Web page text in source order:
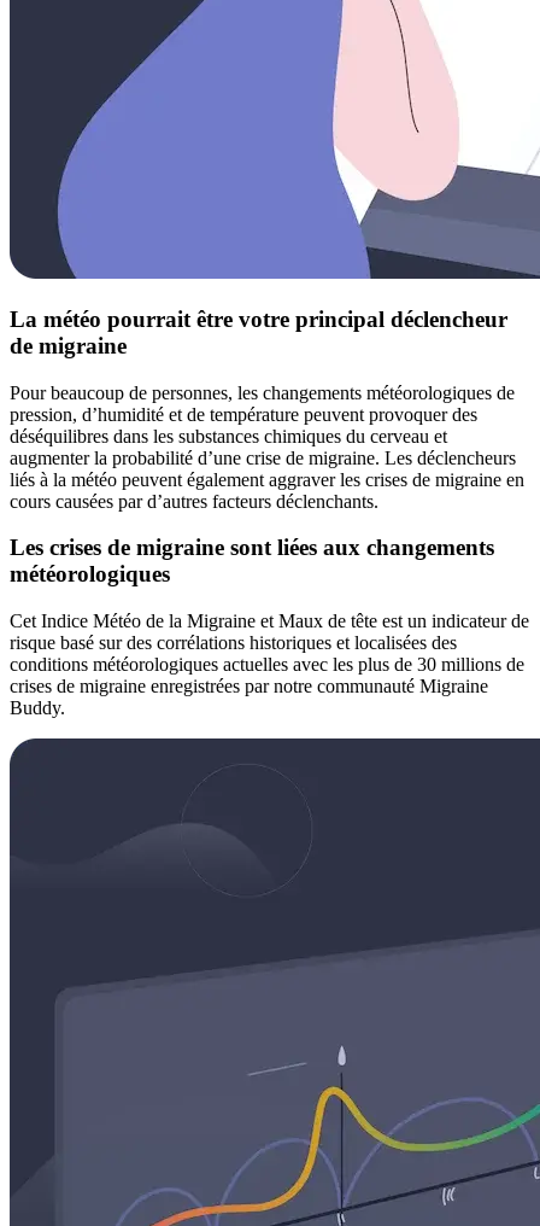
La météo pourrait être votre principal déclencheur
de migraine
Pour beaucoup de personnes, les changements météorologiques de
pression, d’humidité et de température peuvent provoquer des
déséquilibres dans les substances chimiques du cerveau et
augmenter la probabilité d’une crise de migraine. Les déclencheurs
liés à la météo peuvent également aggraver les crises de migraine en
cours causées par d’autres facteurs déclenchants.
Les crises de migraine sont liées aux changements
météorologiques
Cet Indice Météo de la Migraine et Maux de tête est un indicateur de
risque basé sur des corrélations historiques et localisées des
conditions météorologiques actuelles avec les plus de 30 millions de
crises de migraine enregistrées par notre communauté Migraine
Buddy.